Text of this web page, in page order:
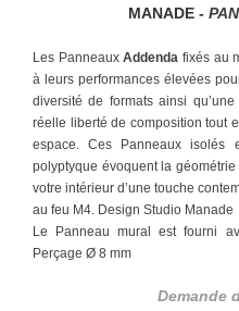
MANADE -
Les PanneauxAddenda fixés au
à leurs performances élevées
diversité de formats ainsi
réelle liberté de composition tout
espace.Ces Panneaux isolés
polyptyque évoquent la
votre intérieur d’une touche
au feu M4. Design Studio Manade
Le Panneau mural est fourni
Perçage Ø 8 mm
Demande